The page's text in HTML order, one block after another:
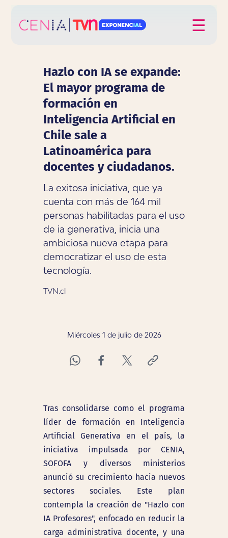
☰
Hazlo con IA se expande:
El mayor programa de
formación en
Inteligencia Artificial en
Chile sale a
Latinoamérica para
docentes y ciudadanos.
La exitosa iniciativa, que ya
cuenta con más de 164 mil
personas habilitadas para el uso
de ia generativa, inicia una
ambiciosa nueva etapa para
democratizar el uso de esta
tecnología.
TVN.cl
Miércoles 1 de julio de 2026
Tras consolidarse como el programa
líder de formación en Inteligencia
Artificial Generativa en el país, la
iniciativa impulsada por CENIA,
SOFOFA y diversos ministerios
anunció su crecimiento hacia nuevos
sectores sociales. Este plan
contempla la creación de "Hazlo con
IA Profesores", enfocado en reducir la
carga administrativa docente, y una